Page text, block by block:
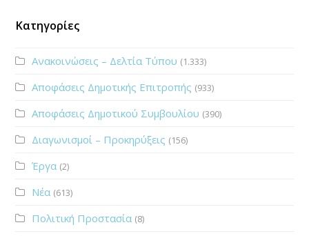
Κατηγορίες
Ανακοινώσεις – Δελτία Τύπου (1.333)
Αποφάσεις Δημοτικής Επιτροπής (933)
Αποφάσεις Δημοτικού Συμβουλίου (390)
Διαγωνισμοί – Προκηρύξεις (156)
Έργα (2)
Νέα (613)
Πολιτική Προστασία (8)